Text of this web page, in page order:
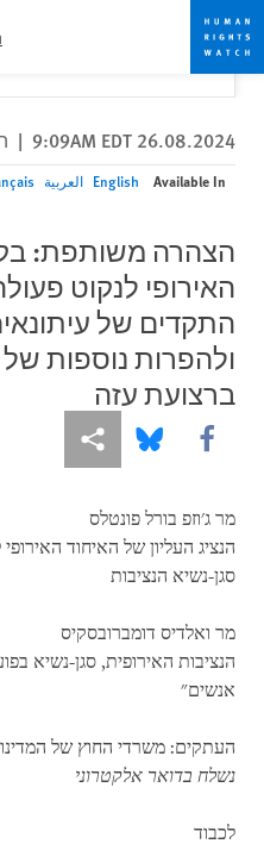
Skip
to
cookie
privacy
notice
Skip
to
main
content
page in English?
26.08.2024 9:09AM EDT
|
Available In
English العربية
הצהרה משותפת:
האירופי לנקוט
התקדים של
ולהפרות נוספות
ברצועת עזה
Share this via Facebook
this via Bluesky
options
מר ג'וזפ בורל פונטלס
הנציג העליון של האיחוד האירופי
סגן-נשיא הנציבות
מר ואלדיס דומברובסקיס
הנציבות האירופית, סגן-נשיא
אנשים"
העתקים: משרדי החוץ של
נשלח בדואר אלקטרוני
לכבוד